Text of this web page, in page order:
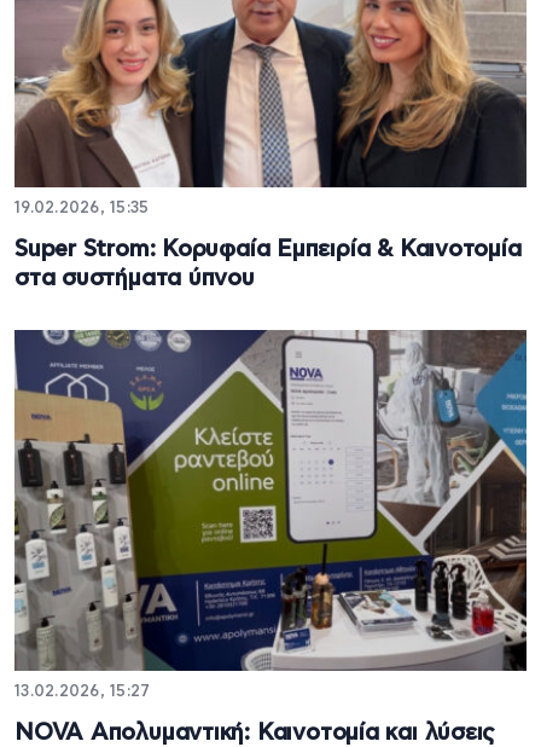
19.02.2026, 15:35
Super Strom: Κορυφαία Εμπειρία & Καινοτομία
στα συστήματα ύπνου
13.02.2026, 15:27
NOVA Απολυμαντική: Καινοτομία και λύσεις